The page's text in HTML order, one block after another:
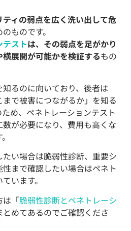
ティの弱点を広く洗い出して危
ものです。
ストは、その弱点を足がかり
展開が可能かを検証するもの
るのに向いており、後者は
まで被害につながるか」を知る
め、ペネトレーションテスト
が必要になり、費用も高くな
い場合は脆弱性診断、重要シ
まで確認したい場合はペネト
います。
は「脆弱性診断とペネトレーシ
とめてあるのでご確認くださ